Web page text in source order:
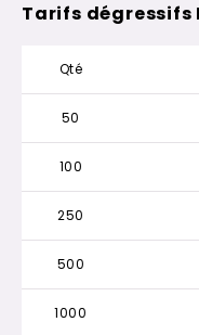
Tarifs dégressifs
Qté
50
100
250
500
1000